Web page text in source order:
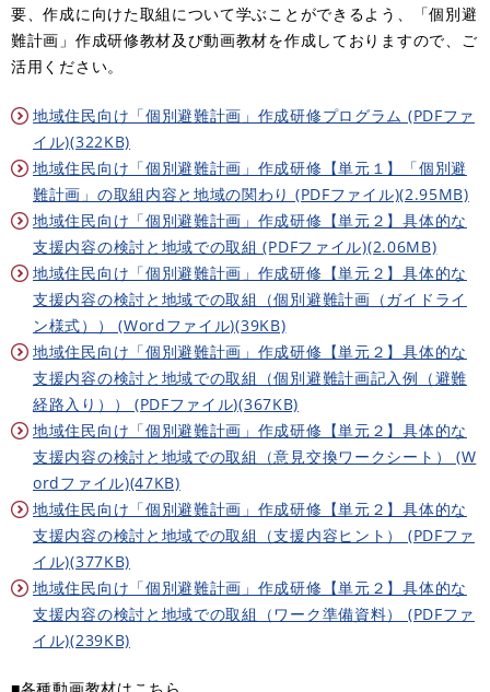
要、作成に向けた取組について学ぶことができるよう、「個別避
難計画」作成研修教材及び動画教材を作成しておりますので、ご
活用ください。
地域住民向け「個別避難計画」作成研修プログラム (PDFファ
イル)(322KB)
地域住民向け「個別避難計画」作成研修【単元１】「個別避
難計画」の取組内容と地域の関わり (PDFファイル)(2.95MB)
地域住民向け「個別避難計画」作成研修【単元２】具体的な
支援内容の検討と地域での取組 (PDFファイル)(2.06MB)
地域住民向け「個別避難計画」作成研修【単元２】具体的な
支援内容の検討と地域での取組（個別避難計画（ガイドライ
ン様式）） (Wordファイル)(39KB)
地域住民向け「個別避難計画」作成研修【単元２】具体的な
支援内容の検討と地域での取組（個別避難計画記入例（避難
経路入り）） (PDFファイル)(367KB)
地域住民向け「個別避難計画」作成研修【単元２】具体的な
支援内容の検討と地域での取組（意見交換ワークシート） (W
ordファイル)(47KB)
地域住民向け「個別避難計画」作成研修【単元２】具体的な
支援内容の検討と地域での取組（支援内容ヒント） (PDFファ
イル)(377KB)
地域住民向け「個別避難計画」作成研修【単元２】具体的な
支援内容の検討と地域での取組（ワーク準備資料） (PDFファ
イル)(239KB)